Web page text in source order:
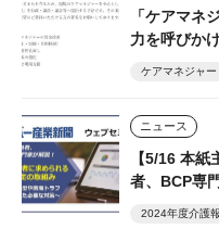
「ケアマネ
力を呼びか
ケアマネジャー
ニュース
【5/16 本
者、BCP専
直下型／南
2024年度介護